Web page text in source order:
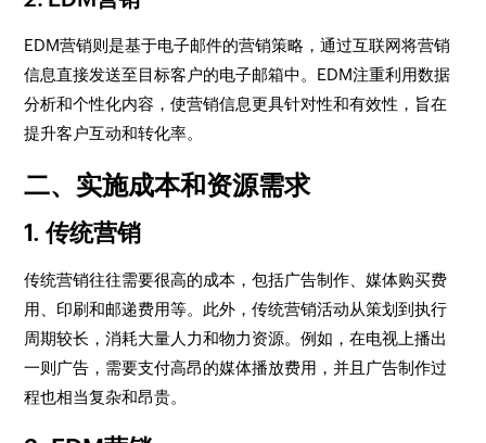
EDM营销则是基于电子邮件的营销策略，通过互联网将营销
信息直接发送至目标客户的电子邮箱中。EDM注重利用数据
分析和个性化内容，使营销信息更具针对性和有效性，旨在
提升客户互动和转化率。
二、实施成本和资源需求
1. 传统营销
传统营销往往需要很高的成本，包括广告制作、媒体购买费
用、印刷和邮递费用等。此外，传统营销活动从策划到执行
周期较长，消耗大量人力和物力资源。例如，在电视上播出
一则广告，需要支付高昂的媒体播放费用，并且广告制作过
程也相当复杂和昂贵。